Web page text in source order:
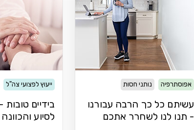
אפוסתרפיה נותני חסות
עשיתם כל כך הרבה עבורנו
- תנו לנו לשחרר אתכם
ייעוץ לפצועי צה"ל
בידיים
לסיוע